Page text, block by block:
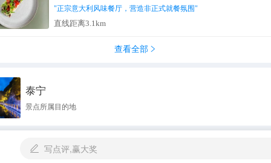
"正宗意大利风味餐厅，营造非正式就餐氛围"
直线距离3.1km
查看全部 
泰宁
景点所属目的地
 写点评,赢大奖